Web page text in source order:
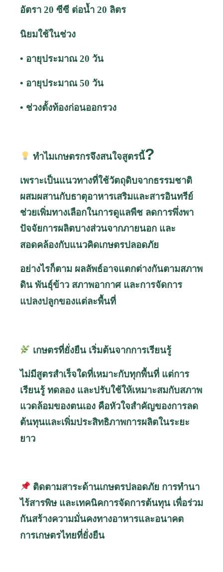
อัตรา 20 ซีซี ต่อน้ำ 20 ลิตร
นิยมใช้ในช่วง
• อายุประมาณ 20 วัน
• อายุประมาณ 50 วัน
• ช่วงตั้งท้องก่อนออกรวง
ทำไมเกษตรกรจึงสนใจสูตรนี้?
เพราะเป็นแนวทางที่ใช้วัตถุดิบจากธรรมชาติ
ผสมผสานกับธาตุอาหารเสริมและสารอินทรีย์
ช่วยเพิ่มทางเลือกในการดูแลพืช ลดการพึ่งพา
ปัจจัยการผลิตบางส่วนจากภายนอก และ
สอดคล้องกับแนวคิดเกษตรปลอดภัย
อย่างไรก็ตาม ผลลัพธ์อาจแตกต่างกันตามสภาพ
ดิน พันธุ์ข้าว สภาพอากาศ และการจัดการ
แปลงปลูกของแต่ละพื้นที่
เกษตรที่ยั่งยืน เริ่มต้นจากการเรียนรู้
ไม่มีสูตรสำเร็จใดที่เหมาะกับทุกพื้นที่ แต่การ
เรียนรู้ ทดลอง และปรับใช้ให้เหมาะสมกับสภาพ
แวดล้อมของตนเอง คือหัวใจสำคัญของการลด
ต้นทุนและเพิ่มประสิทธิภาพการผลิตในระยะ
ยาว
ติดตามสาระด้านเกษตรปลอดภัย การทำนา
ไร้สารพิษ และเทคนิคการจัดการต้นทุน เพื่อร่วม
กันสร้างความมั่นคงทางอาหารและอนาคต
การเกษตรไทยที่ยั่งยืน